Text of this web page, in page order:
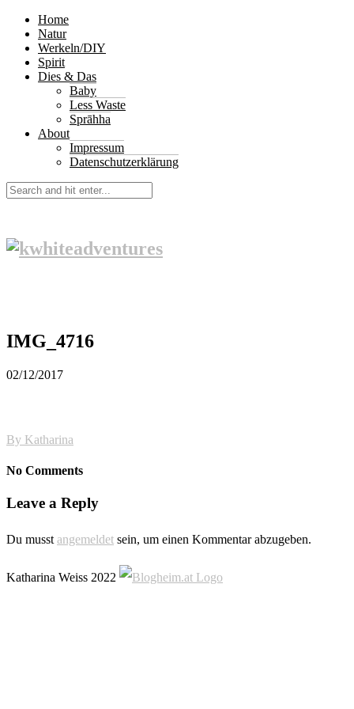
Home
Natur
Werkeln/DIY
Spirit
Dies & Das
Baby
Less Waste
Sprāhha
About
Impressum
Datenschutzerklärung
IMG_4716
02/12/2017
By Katharina
No Comments
Leave a Reply
Du musst angemeldet sein, um einen Kommentar abzugeben.
Katharina Weiss 2022